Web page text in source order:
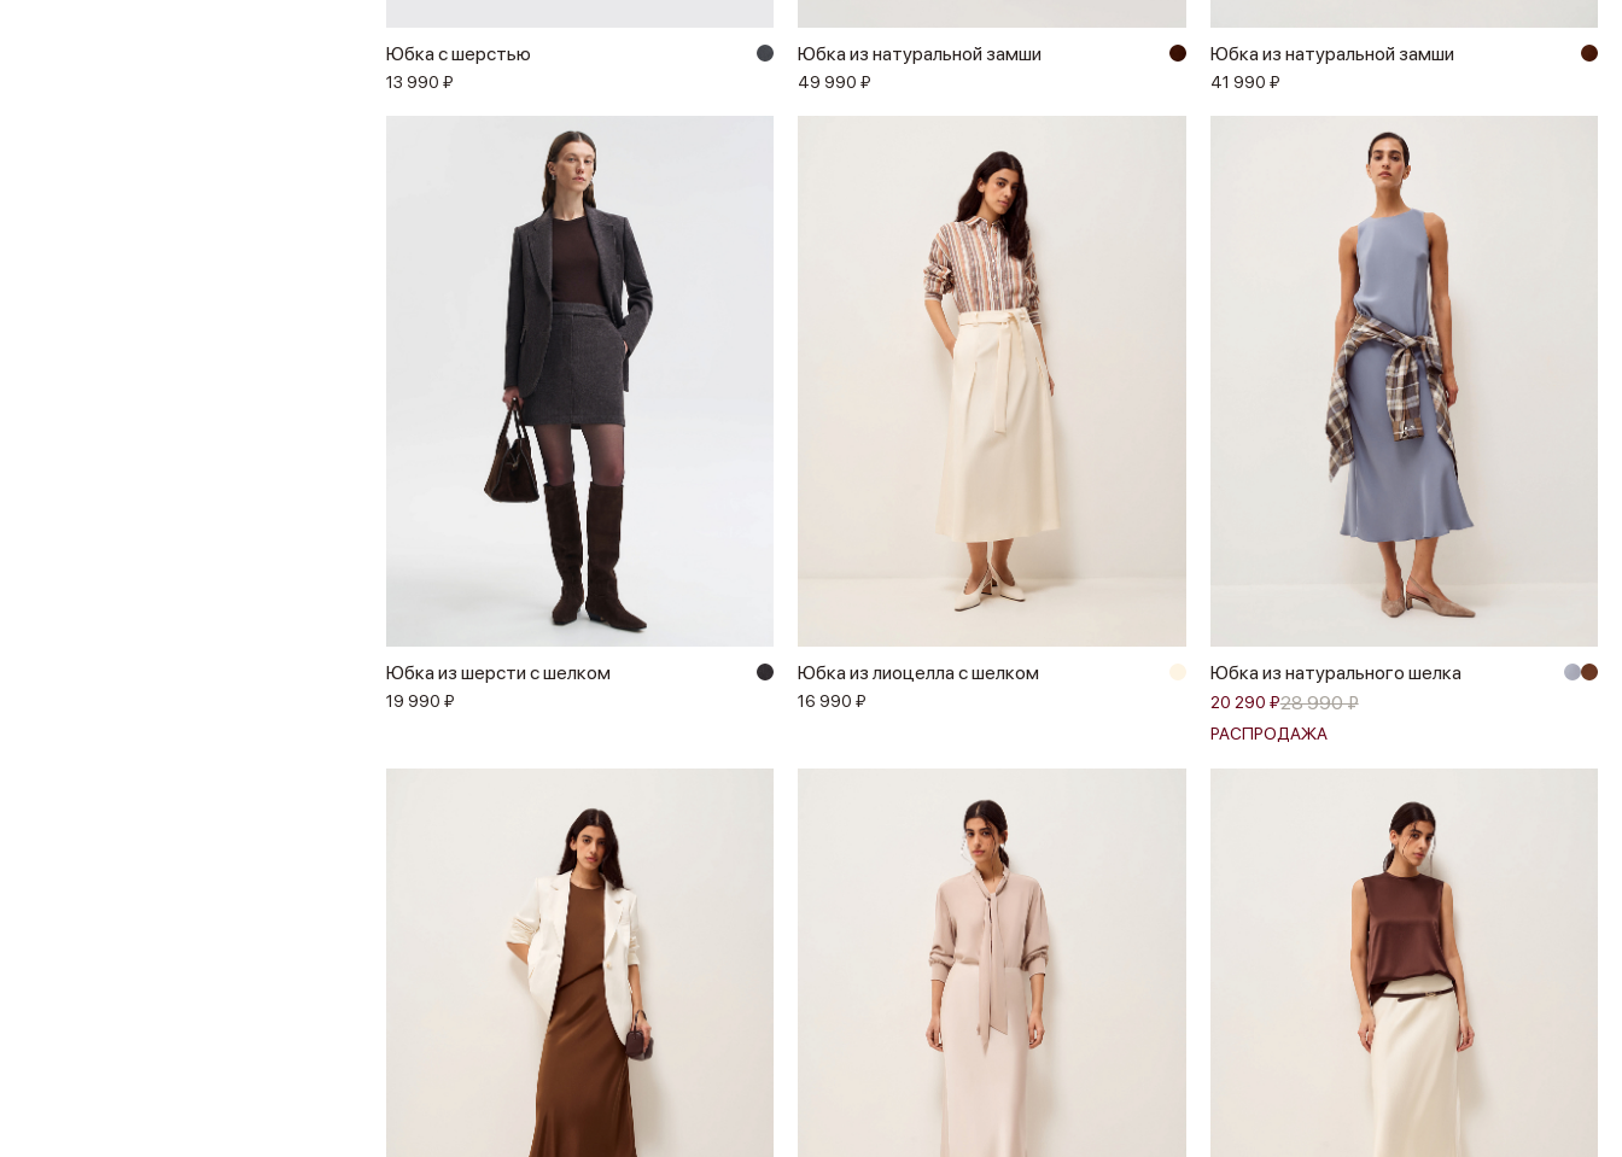
Юбка с шерстью
13 990 ₽
Юбка из натуральной замши
49 990 ₽
Юбка из натуральной замши
41 990 ₽
Юбка из шерсти с шелком
19 990 ₽
Юбка из лиоцелла с шелком
16 990 ₽
Юбка из натурального шелка
20 290 ₽28 990 ₽
РАСПРОДАЖА